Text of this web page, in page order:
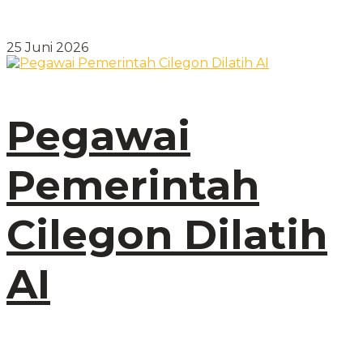
25 Juni 2026
Pegawai
Pemerintah
Cilegon Dilatih
AI